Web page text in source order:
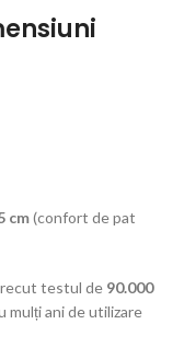
cm(confort de pat
testul de 90.000
mulți ani de utilizare